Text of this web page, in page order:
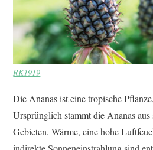
RK1919
Die Ananas ist eine tropische
Ursprünglich stammt die Ananas aus
Gebieten. Wärme, eine hohe